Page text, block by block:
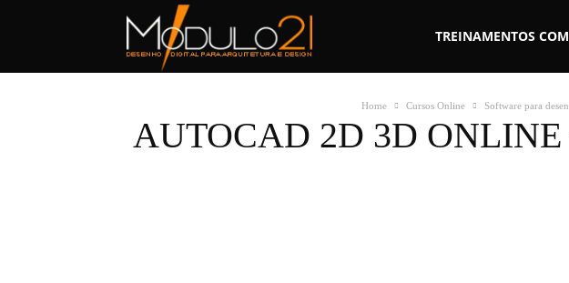
TREINAMENTOS
Home Cursos Online Software para
AUTOCAD 2D 3D ONLINE